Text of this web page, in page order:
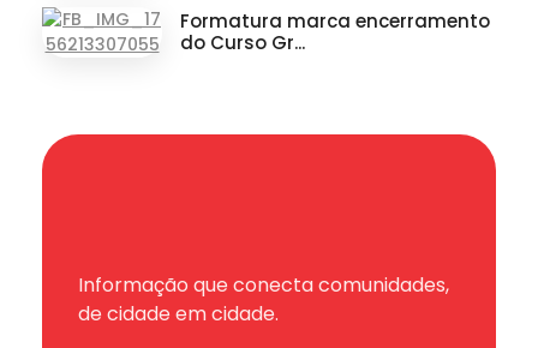
Formatura marca encerramento
do Curso Gr...
Informação que conecta comunidades,
de cidade em cidade.